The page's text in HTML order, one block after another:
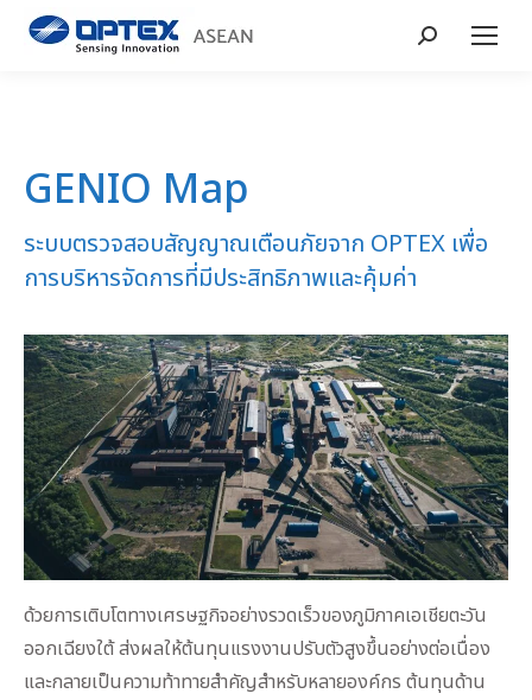
Search:
GENIO Map
ระบบตรวจสอบสัญญาณเตือนภัยจาก OPTEX เพื่อ
การบริหารจัดการที่มีประสิทธิภาพและคุ้มค่า
ด้วยการเติบโตทางเศรษฐกิจอย่างรวดเร็วของภูมิภาคเอเชียตะวัน
ออกเฉียงใต้ ส่งผลให้ต้นทุนแรงงานปรับตัวสูงขึ้นอย่างต่อเนื่อง
และกลายเป็นความท้าทายสำคัญสำหรับหลายองค์กร ต้นทุนด้าน